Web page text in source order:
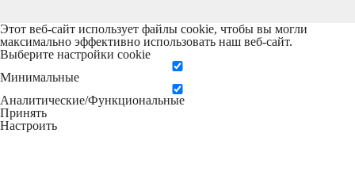
Этот веб-сайт использует файлы cookie, чтобы вы могли
максимально эффективно использовать наш веб-сайт.
Выберите настройки cookie
Минимальные
Аналитические/Функциональные
Принять
Настроить